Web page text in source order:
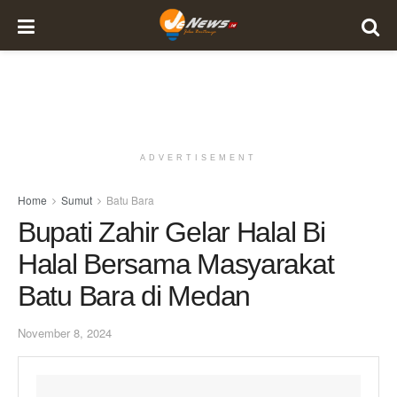
ADVERTISEMENT
Home Sumut Batu Bara
Bupati Zahir Gelar Halal Bi
Halal Bersama Masyarakat
Batu Bara di Medan
November 8, 2024